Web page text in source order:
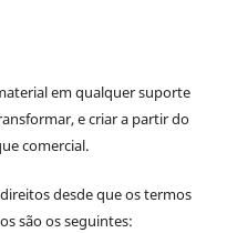
em qualquer suporte
e criar a partir do
comercial.
desde que os termos
são os seguintes: